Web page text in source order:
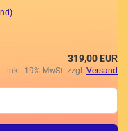
319,00 EUR
inkl. 19% MwSt. zzgl. Versand